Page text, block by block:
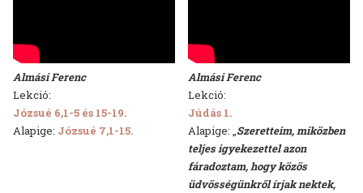
Almási Ferenc
Lekció:
Józsué 6,1-5 és 15-19.
Alapige: Józsué 7,1-15.
Almási Ferenc
Lekció:
Júdás 1.
Alapige: „ Szeretteim, miközben
teljes igyekezettel azon
fáradoztam, hogy közös
üdvösségünkről írjak nektek,